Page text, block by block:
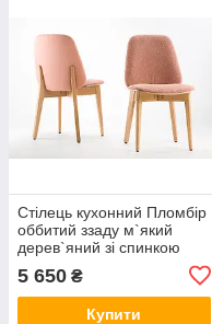
Стілець кухонний Пломбір
оббитий ззаду м`який
дерев`яний зі спинкою
кухню з дерева стільчик
стільчики
5 650 ₴
Купити